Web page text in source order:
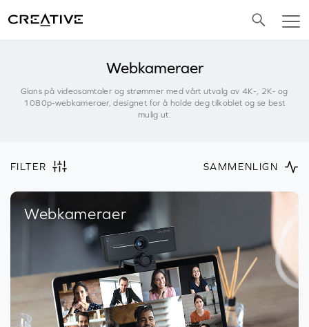
Webkameraer
Glans på videosamtaler og strømmer med vårt utvalg av 4K-, 2K- og
1080p-webkameraer, designet for å holde deg tilkoblet og se best
mulig ut.
FILTER SAMMENLIGN
Webkameraer